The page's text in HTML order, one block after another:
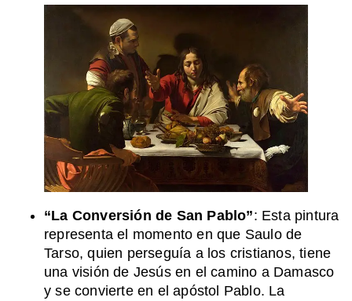
“La Conversión de San Pablo”: Esta pintura
representa el momento en que Saulo de
Tarso, quien perseguía a los cristianos, tiene
una visión de Jesús en el camino a Damasco
y se convierte en el apóstol Pablo. La